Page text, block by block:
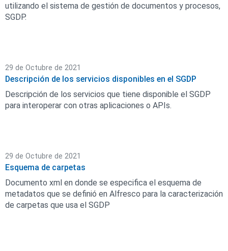
utilizando el sistema de gestión de documentos y procesos,
SGDP.
29 de Octubre de 2021
Descripción de los servicios disponibles en el SGDP
Descripción de los servicios que tiene disponible el SGDP
para interoperar con otras aplicaciones o APIs.
29 de Octubre de 2021
Esquema de carpetas
Documento xml en donde se especifica el esquema de
metadatos que se definió en Alfresco para la caracterización
de carpetas que usa el SGDP